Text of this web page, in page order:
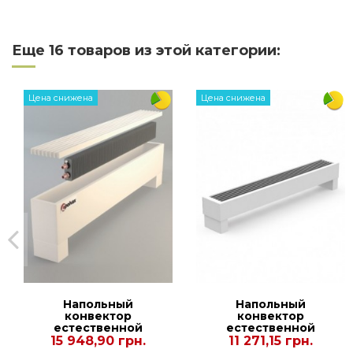
Тип конвекции
Регулирование мощности
Оплата картой
Предоплата
Срок доставки
Доставка/Оплата
Гарантия
Еще 16 товаров из этой категории:
Цена снижена
Напольный
конвектор
естественной
конвекции Polvax
15 948,90 грн.
Цена снижена
Напольный
конвектор
естественной
конвекции Carrera
11 271,15 грн.